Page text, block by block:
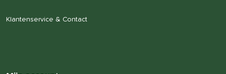
Klantenservice & Contact